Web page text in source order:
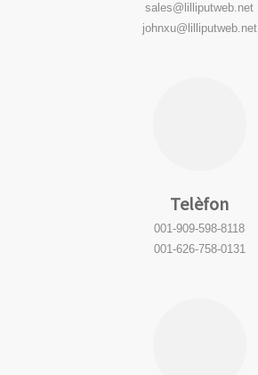
sales@lilliputweb.net
johnxu@lilliputweb.net
Telèfon
001-909-598-8118
001-626-758-0131